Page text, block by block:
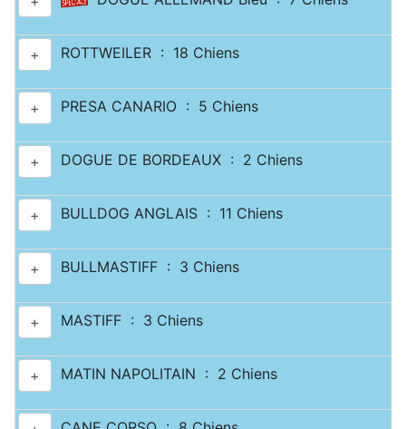
+ ROTTWEILER : 18 Chiens
+ PRESA CANARIO : 5 Chiens
+ DOGUE DE BORDEAUX : 2 Chiens
+ BULLDOG ANGLAIS : 11 Chiens
+ BULLMASTIFF : 3 Chiens
+ MASTIFF : 3 Chiens
+ MATIN NAPOLITAIN : 2 Chiens